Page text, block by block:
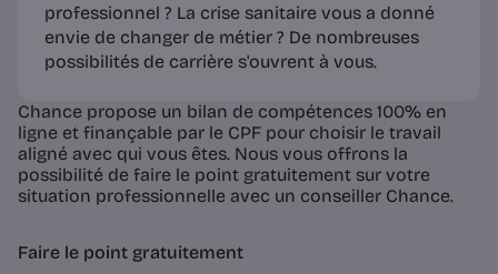
professionnel ? La crise sanitaire vous a donné
envie de changer de métier ? De nombreuses
possibilités de carrière s'ouvrent à vous.
Chance propose un bilan de compétences 100% en
ligne et finançable par le CPF pour choisir le travail
aligné avec qui vous êtes. Nous vous offrons la
possibilité de faire le point gratuitement sur votre
situation professionnelle avec un conseiller Chance.
Faire le point gratuitement